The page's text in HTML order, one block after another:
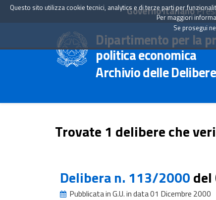
Governo Italiano
Dipartimento per la
politica economica
Archivio delle
Trovate 1 delibere che
Delibera n. 113/2000
Pubblicata in G.U. in data 01 Dicembre 2000
Questo sito utilizza cookie tecnici, analytics e di terze parti per
Per maggiori
Se prosegui